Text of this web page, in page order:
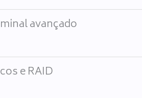
avançado
e RAID